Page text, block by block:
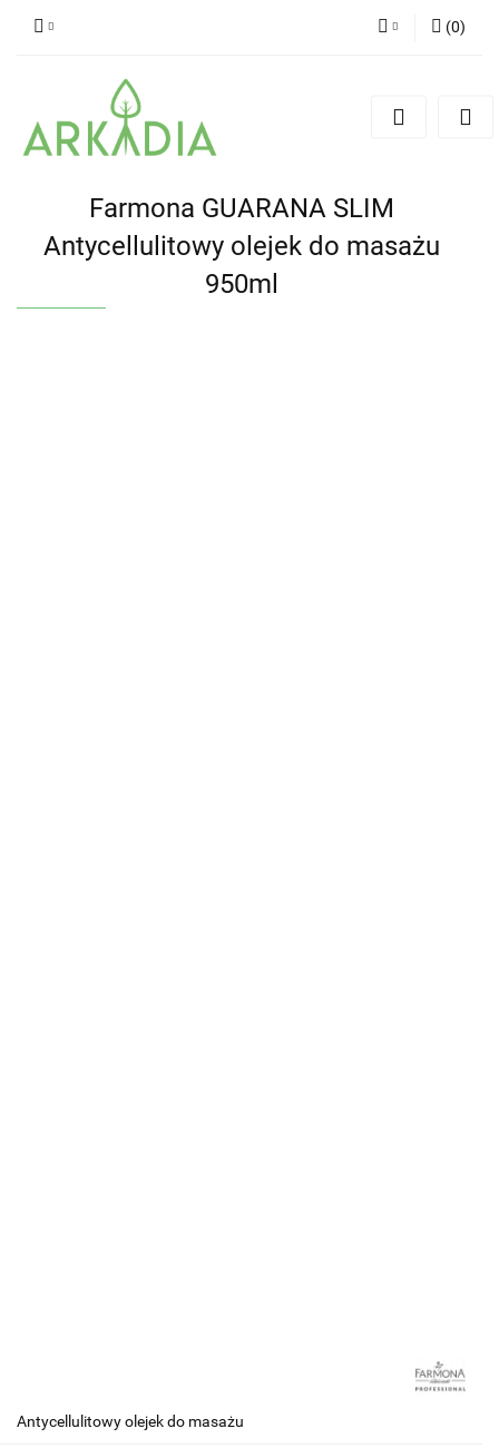
(0)
Farmona GUARANA SLIM
Antycellulitowy olejek do masażu
950ml
Antycellulitowy olejek do masażu